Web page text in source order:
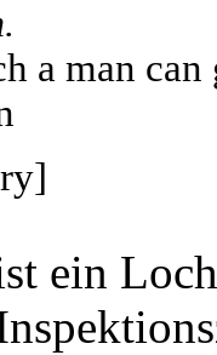
a man
ein